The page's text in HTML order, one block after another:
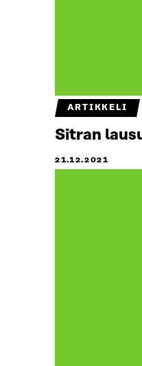
ARTIKKELI
Sitran
21.12.2021